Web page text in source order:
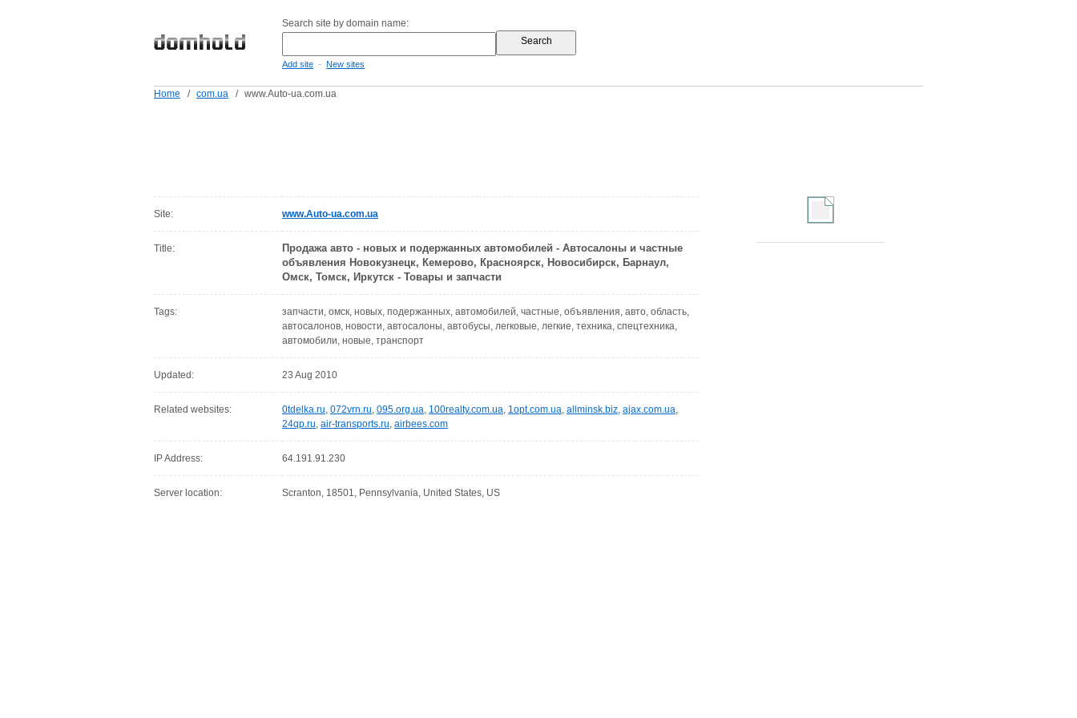
Search site by domain name:
Add site - New sites
Home / com.ua / www.Auto-ua.com.ua
Site: www.Auto-ua.com.ua
Title:
Продажа авто - новых и подержанных автомобилей - Автосалоны и частные
объявления Новокузнецк, Кемерово, Красноярск, Новосибирск, Барнаул,
Омск, Томск, Иркутск - Товары и запчасти
Tags:
запчасти, омск, новых, подержанных, автомобилей, частные, объявления, авто, область,
автосалонов, новости, автосалоны, автобусы, легковые, легкие, техника, спецтехника,
автомобили, новые, транспорт
Updated: 23 Aug 2010
Related websites: 0tdelka.ru, 072vrn.ru, 095.org.ua, 100realty.com.ua, 1opt.com.ua, allminsk.biz, ajax.com.ua,
24qp.ru, air-transports.ru, airbees.com
IP Address: 64.191.91.230
Server location: Scranton, 18501, Pennsylvania, United States, US